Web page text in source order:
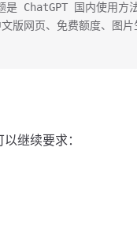
是 ChatGPT 国内使用方
版网页、免费额度、图
继续要求：